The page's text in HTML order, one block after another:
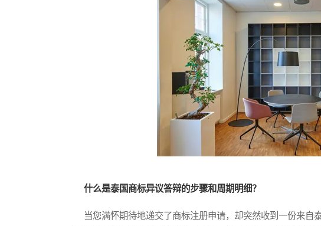
什么是泰国商标异议答辩的步骤和周期明细？
当您满怀期待地递交了商标注册申请，却突然收到一份来自